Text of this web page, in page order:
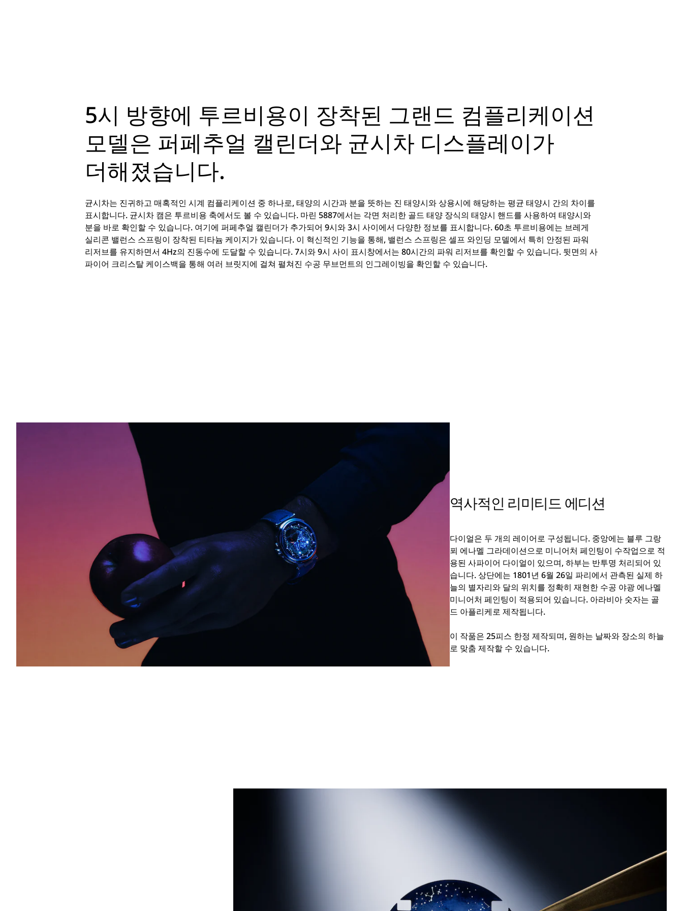
5시 방향에 투르비용이 장착된 그랜드 컴플리케이션
모델은 퍼페추얼 캘린더와 균시차 디스플레이가
더해졌습니다.
균시차는 진귀하고 매혹적인 시계 컴플리케이션 중 하나로, 태양의 시간과 분을 뜻하는 진 태양시와 상용시에 해당하는 평균 태양시 간의 차이를
표시합니다. 균시차 캠은 투르비용 축에서도 볼 수 있습니다. 마린 5887에서는 각면 처리한 골드 태양 장식의 태양시 핸드를 사용하여 태양시와
분을 바로 확인할 수 있습니다. 여기에 퍼페추얼 캘린더가 추가되어 9시와 3시 사이에서 다양한 정보를 표시합니다. 60초 투르비용에는 브레게
실리콘 밸런스 스프링이 장착된 티타늄 케이지가 있습니다. 이 혁신적인 기능을 통해, 밸런스 스프링은 셀프 와인딩 모델에서 특히 안정된 파워
리저브를 유지하면서 4Hz의 진동수에 도달할 수 있습니다. 7시와 9시 사이 표시창에서는 80시간의 파워 리저브를 확인할 수 있습니다. 뒷면의 사
파이어 크리스탈 케이스백을 통해 여러 브릿지에 걸쳐 펼쳐진 수공 무브먼트의 인그레이빙을 확인할 수 있습니다.
역사적인 리미티드 에디션
다이얼은 두 개의 레이어로 구성됩니다. 중앙에는 블루 그랑
푀 에나멜 그라데이션으로 미니어처 페인팅이 수작업으로 적
용된 사파이어 다이얼이 있으며, 하부는 반투명 처리되어 있
습니다. 상단에는 1801년 6월 26일 파리에서 관측된 실제 하
늘의 별자리와 달의 위치를 정확히 재현한 수공 야광 에나멜
미니어처 페인팅이 적용되어 있습니다. 아라비아 숫자는 골
드 아플리케로 제작됩니다.
이 작품은 25피스 한정 제작되며, 원하는 날짜와 장소의 하늘
로 맞춤 제작할 수 있습니다.